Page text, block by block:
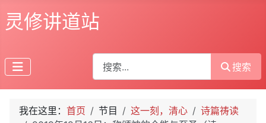
灵修讲道站
搜索
搜索
我在这里： 首页 节目 这一刻，清心
诗篇祷读